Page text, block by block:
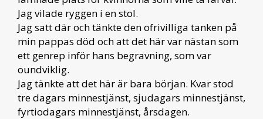
Jag vilade ryggen i en stol.
Jag satt där och tänkte den ofrivilliga tanken på
min pappas död och att det här var nästan som
ett genrep inför hans begravning, som var
oundviklig.
Jag tänkte att det här är bara början. Kvar stod
tre dagars minnestjänst, sjudagars minnestjänst,
fyrtiodagars minnestjänst, årsdagen.